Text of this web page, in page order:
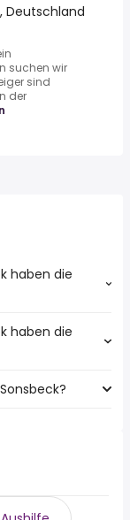
Deutschland
suchen wir
sind
der
haben die
meisten
haben die
meisten